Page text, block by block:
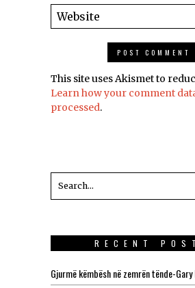
This site uses Akismet to
Learn how your comment
processed.
RECENT
Gjurmë këmbësh në zemrën tënde-